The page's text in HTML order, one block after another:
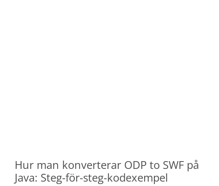
Hur man konverterar ODP to SWF på
Java: Steg-för-steg-kodexempel